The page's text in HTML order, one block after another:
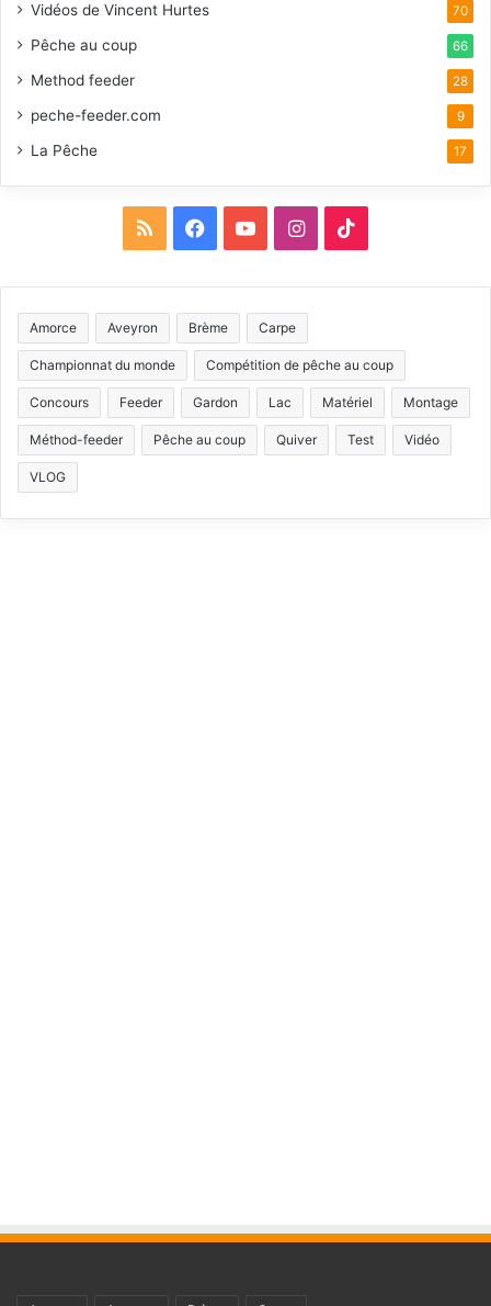
Vidéos de Vincent Hurtes 70
Pêche au coup 66
Method feeder 28
peche-feeder.com 9
La Pêche 17
S
c
e
b
o
u
T
I
s
t
g
T
o
k
Amorce Aveyron Brème Carpe
Championnat du monde Compétition de pêche au coup
Concours Feeder Gardon Lac Matériel Montage
Méthod-feeder Pêche au coup Quiver Test Vidéo
VLOG